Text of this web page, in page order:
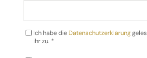
Ich habe die Datenschutzerklärung
ihr zu. *